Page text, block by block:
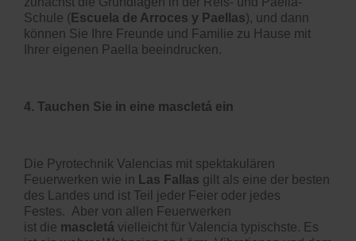
Schule ( Escuela de Arroces y Paellas), und dann
können Sie Ihre Freunde und Familie zu Hause mit
Ihrer eigenen Paella beeindrucken.
4. Tauchen Sie in eine mascletá ein
Die Pyrotechnik Valencias mit spektakulären
Feuerwerken wie in Las Fallas gilt als eine der besten
des Landes und ist Teil jeder Feier oder jedes
Festes. Aber von allen Feuerwerken
ist die mascletá vielleicht für Valencia typischste. Es